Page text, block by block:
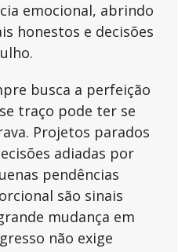
emocional, abrindo
honestos e decisões
busca a perfeição
traço pode ter se
Projetos parados
adiadas por
pendências
são sinais
mudança em
não exige